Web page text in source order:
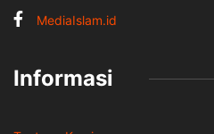
MediaIslam.id
Informasi